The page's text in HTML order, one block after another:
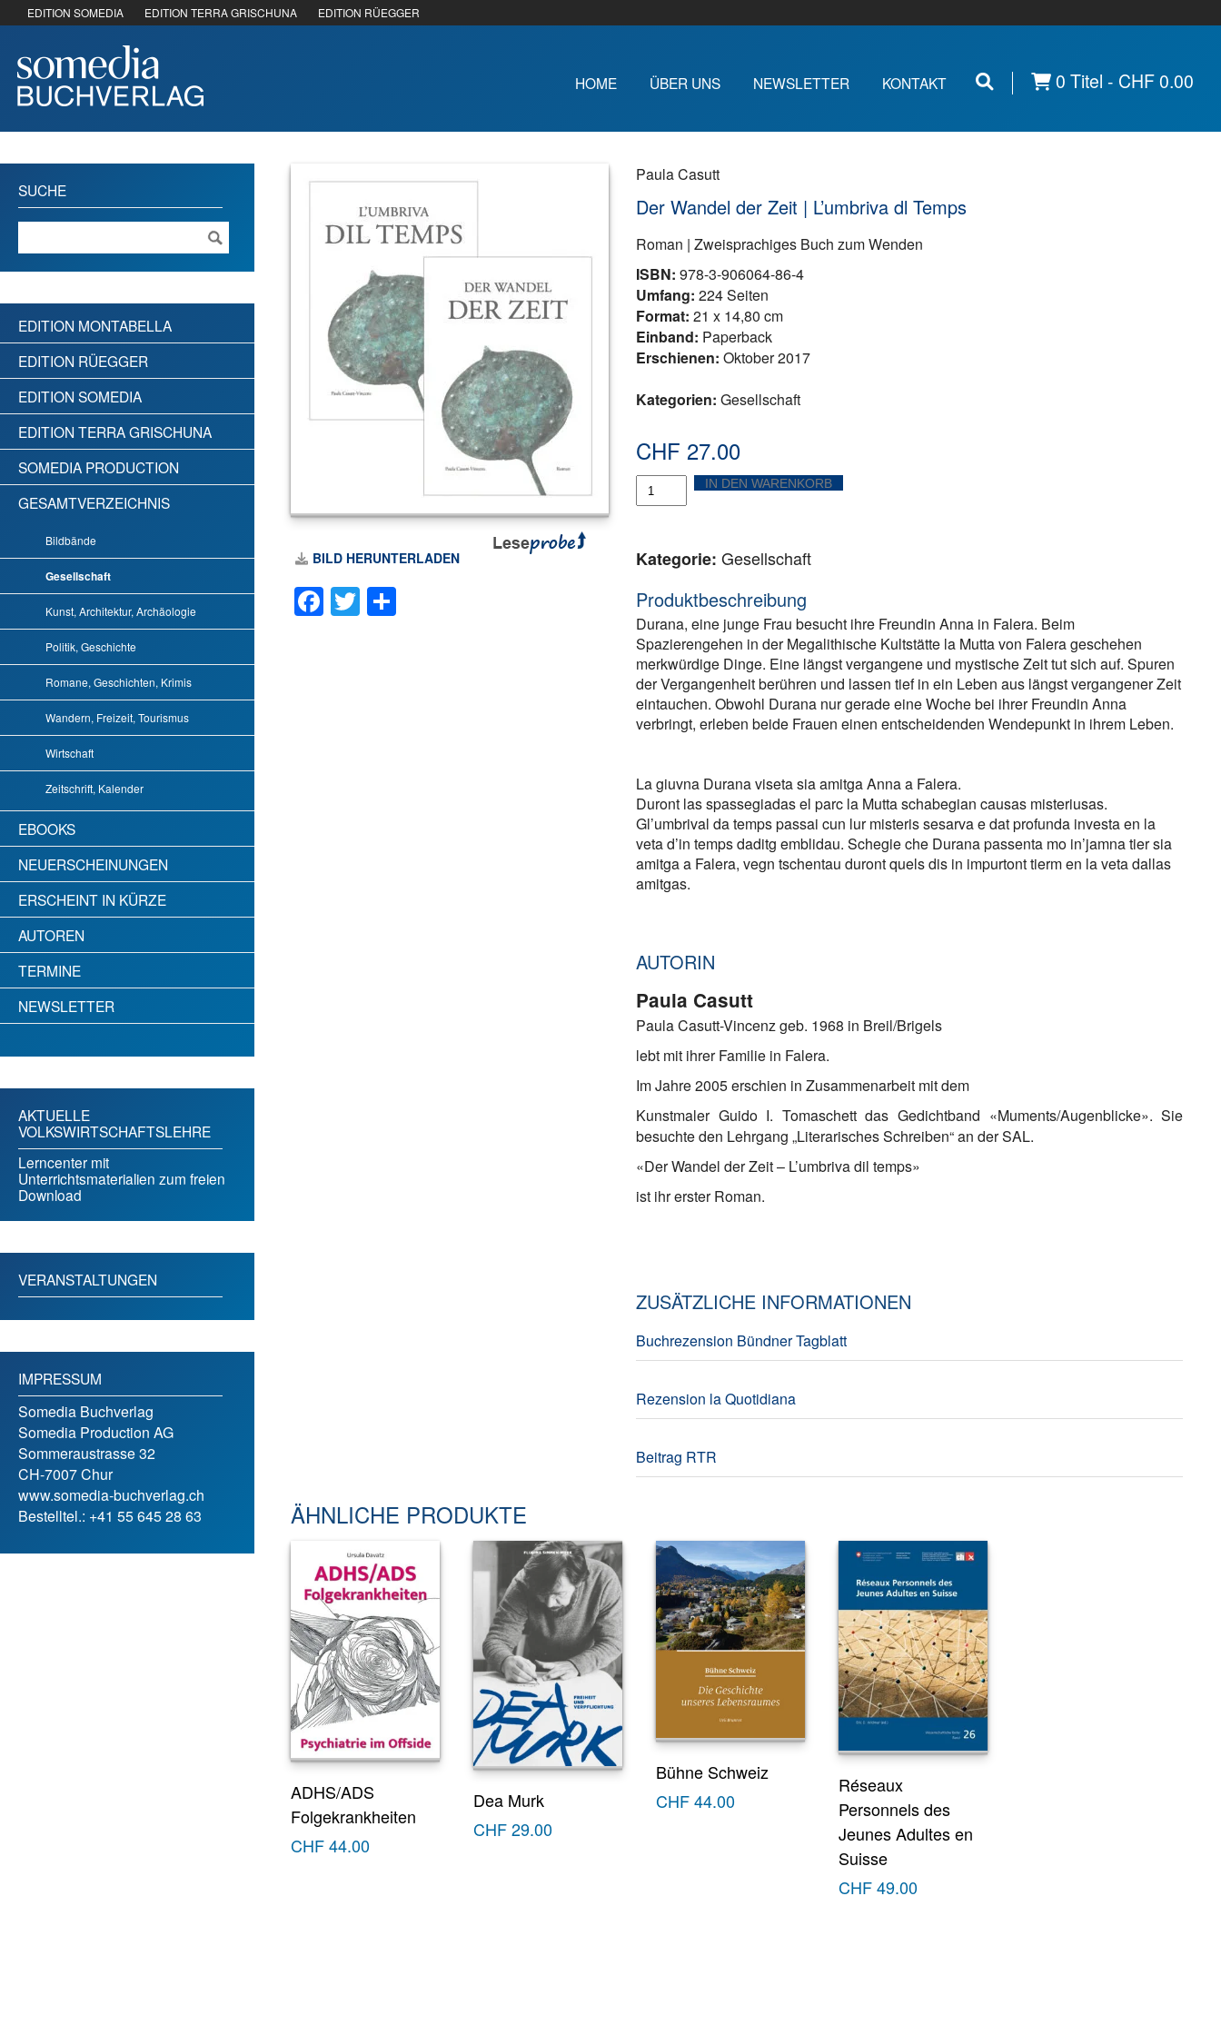
EDITION SOMEDIA EDITION TERRA GRISCHUNA EDITION RÜEGGER
HOME ÜBER UNS NEWSLETTER KONTAKT 0 Titel - CHF0.00
BILD HERUNTERLADEN
Facebook
Twitter
Paula Casutt
Der Wandel der Zeit | L’umbriva dl Temps
Roman | Zweisprachiges Buch zum Wenden
ISBN: 978-3-906064-86-4
Umfang: 224 Seiten
Format: 21 x 14,80 cm
Einband: Paperback
Erschienen: Oktober 2017
Kategorien: Gesellschaft
CHF 27.00
Der
Wandel
der
|
L'umbriva
Temps
Menge
IN DEN WARENKORB
Kategorie: Gesellschaft
Produktbeschreibung
Durana, eine junge Frau besucht ihre Freundin Anna in Falera. Beim
Spazierengehen in der Megalithische Kultstätte la Mutta von Falera geschehen
merkwürdige Dinge. Eine längst vergangene und mystische Zeit tut sich auf. Spuren
der Vergangenheit berühren und lassen tief in ein Leben aus längst vergangener Zeit
eintauchen. Obwohl Durana nur gerade eine Woche bei ihrer Freundin Anna
verbringt, erleben beide Frauen einen entscheidenden Wendepunkt in ihrem Leben.
La giuvna Durana viseta sia amitga Anna a Falera.
Duront las spassegiadas el parc la Mutta schabegian causas misteriusas.
Gl’umbrival da temps passai cun lur misteris sesarva e dat profunda investa en la
veta d’in temps daditg emblidau. Schegie che Durana passenta mo in’jamna tier sia
amitga a Falera, vegn tschentau duront quels dis in impurtont tierm en la veta dallas
amitgas.
AUTORIN
Paula Casutt
Paula Casutt-Vincenz geb. 1968 in Breil/Brigels
lebt mit ihrer Familie in Falera.
Im Jahre 2005 erschien in Zusammenarbeit mit dem
Kunstmaler Guido I. Tomaschett das Gedichtband «Muments/Augenblicke». Sie
besuchte den Lehrgang „Literarisches Schreiben“ an der SAL.
«Der Wandel der Zeit – L’umbriva dil temps»
ist ihr erster Roman.
ZUSÄTZLICHE INFORMATIONEN
Buchrezension Bündner Tagblatt
Rezension la Quotidiana
Beitrag RTR
ÄHNLICHE PRODUKTE
ADHS/ADS
Folgekrankheiten
CHF44.00
Dea Murk
CHF29.00
Bühne Schweiz
CHF44.00
Réseaux
Personnels des
Jeunes Adultes en
Suisse
CHF49.00
SUCHE
EDITION MONTABELLA
EDITION RÜEGGER
EDITION SOMEDIA
EDITION TERRA GRISCHUNA
SOMEDIA PRODUCTION
GESAMTVERZEICHNIS
Bildbände
Gesellschaft
Kunst, Architektur, Archäologie
Politik, Geschichte
Romane, Geschichten, Krimis
Wandern, Freizeit, Tourismus
Wirtschaft
Zeitschrift, Kalender
EBOOKS
NEUERSCHEINUNGEN
ERSCHEINT IN KÜRZE
AUTOREN
TERMINE
NEWSLETTER
AKTUELLE
VOLKSWIRTSCHAFTSLEHRE
Lerncenter mit
Unterrichtsmaterialien zum freien
Download
VERANSTALTUNGEN
IMPRESSUM
Somedia Buchverlag
Somedia Production AG
Sommeraustrasse 32
CH-7007 Chur
www.somedia-buchverlag.ch
Bestelltel.: +41 55 645 28 63